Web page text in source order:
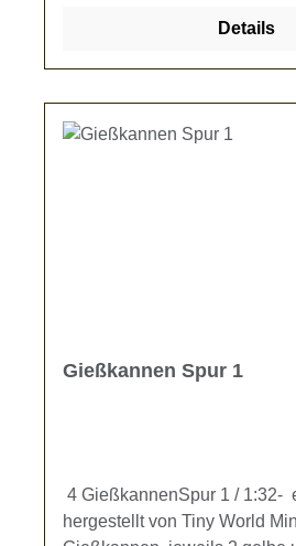
Details
Gießkannen Spur 1
4 GießkannenSpur 1 / 1:32-
hergestellt von Tiny World